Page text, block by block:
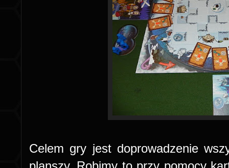
Celem gry jest doprowadzenie